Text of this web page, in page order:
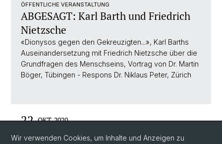
ÖFFENTLICHE VERANSTALTUNG
ABGESAGT: Karl Barth und Friedrich
Nietzsche
«Dionysos gegen den Gekreuzigten...», Karl Barths
Auseinandersetzung mit Friedrich Nietzsche über die
Grundfragen des Menschseins, Vortrag von Dr. Martin
Böger, Tübingen - Respons Dr. Niklaus Peter, Zürich
22 OKT. 2020
Zeit:18:00
Wir verwenden Cookies, um Inhalte und Anzeigen zu